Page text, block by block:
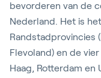
bevorderen van de
Nederland. Het is
Randstadprovincies
Flevoland) en de
Haag, Rotterdam en